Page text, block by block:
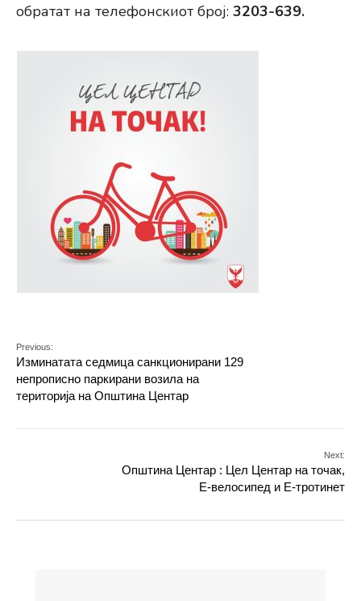
обратат на телефонскиот број: 3203-639.
Previous:
Изминатата седмица санкционирани 129
непрописно паркирани возила на
територија на Општина Центар
Next:
Oпштина Центар : Цел Центар на точак,
Е-велосипед и Е-тротинет